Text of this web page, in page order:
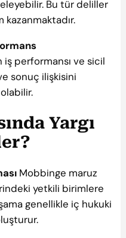
Bu tür deliller
iş performansı ve sicil
sonuç ilişkisini
Yargı
Mobbinge maruz
yetkili birimlere
genellikle iç hukuki